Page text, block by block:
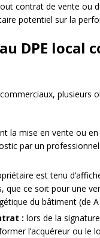
contrat de vente ou
potentiel sur la
DPE local
plusieurs
la mise en vente ou
par un
est tenu
que ce soit pour une
du bâtiment (de
: lors de la
l’acquéreur ou le